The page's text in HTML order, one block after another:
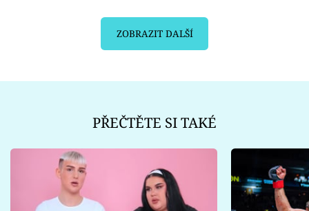
ZOBRAZIT DALŠÍ
PŘEČTĚTE SI TAKÉ